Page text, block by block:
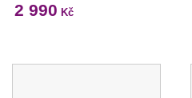
2 990 Kč